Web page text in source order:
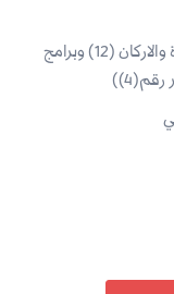
حفل تخريج دورة الدفاع رقم (6) ودورة القيادة والاركان (12) وبرامج